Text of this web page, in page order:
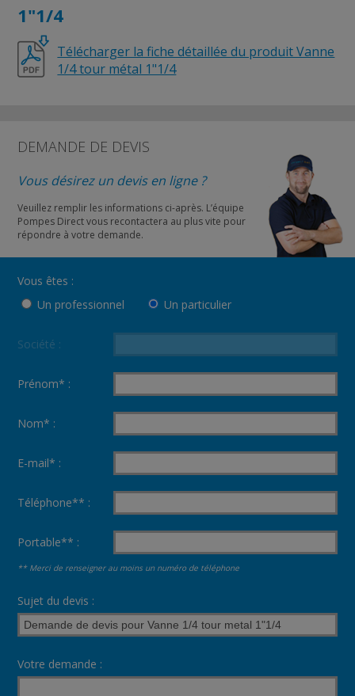
1"1/4
Télécharger la fiche détaillée du produit Vanne
1/4 tour métal 1"1/4
DEMANDE DE DEVIS
Vous désirez un devis en ligne ?
Veuillez remplir les informations ci-après. L’équipe
Pompes Direct vous recontactera au plus vite pour
répondre à votre demande.
Vous êtes :
Un professionnel
Un particulier
Société :
Prénom* :
Nom* :
E-mail* :
Téléphone** :
Portable** :
** Merci de renseigner au moins un numéro de téléphone
Sujet du devis :
Votre demande :